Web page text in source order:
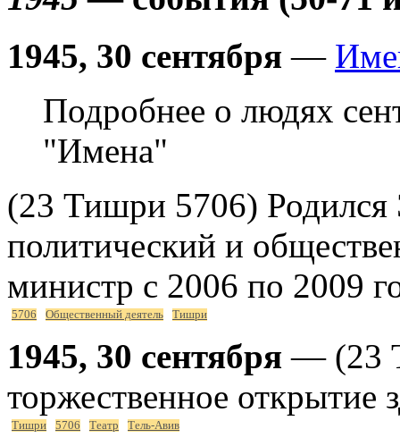
1945, 30 сентября —
Подробнее о людях
"Имена"
(23 Тишри 5706) Родился
политический и
министр с 2006 по 2009
5706 Общественный деятель Тишри
1945, 30 сентября — (23
торжественное открытие
Тишри 5706 Театр Тель-Авив